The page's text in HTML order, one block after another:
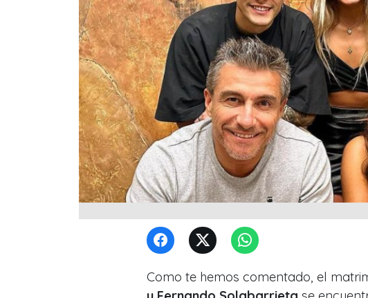
Como te hemos comentado, el